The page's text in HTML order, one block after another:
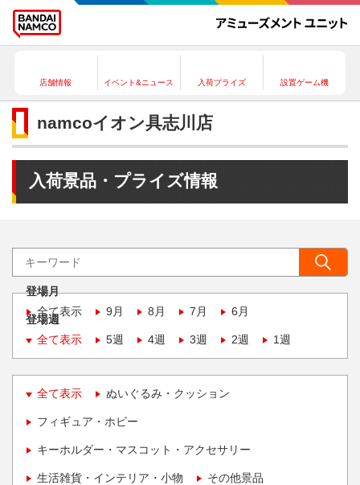
店舗情報 イベント&ニュース 入荷プライズ 設置ゲーム機
namcoイオン具志川店
入荷景品・プライズ情報
登場月
全て表示
9月 8月 7月 6月
登場週
全て表示
5週 4週 3週 2週 1週
全て表示 ぬいぐるみ・クッション
フィギュア・ホビー
キーホルダー・マスコット・アクセサリー
生活雑貨・インテリア・小物 その他景品